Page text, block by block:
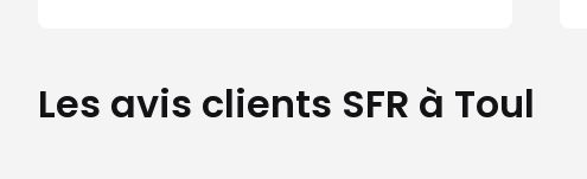
Les avis clients SFR à Toul